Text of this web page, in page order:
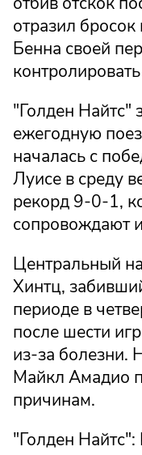
отразил
Бенна своей
"Голден Найтс"
ежегодную
началась с
Луисе в среду
рекорд 9-0-1,
сопровождают
Центральный
Хинтц,
периоде в
после шести
из-за болезни.
Майкл Амадио
причинам.
"Голден